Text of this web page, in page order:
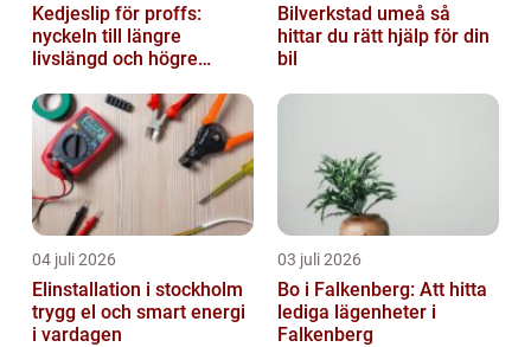
Kedjeslip för proffs:
nyckeln till längre
livslängd och högre
Bilverkstad umeå så
hittar du rätt hjälp för din
bil
04 juli 2026
Elinstallation i stockholm
trygg el och smart energi
i vardagen
03 juli 2026
Bo i Falkenberg: Att hitta
lediga lägenheter i
Falkenberg